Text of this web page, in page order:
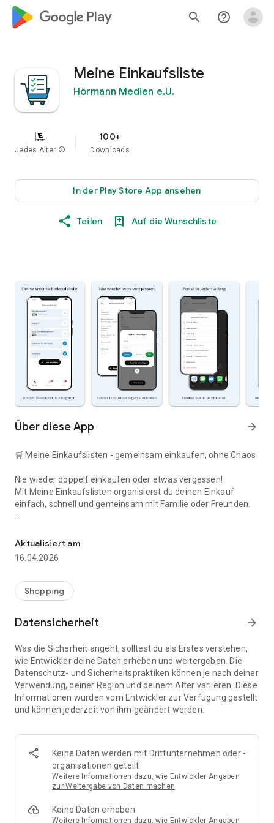
google_logo Play search help_outline
Meine Einkaufsliste
Hörmann Medien e.U.
Jedes Alter info
100+
Downloads
In der Play Store App ansehen
Teilen Auf die Wunschliste
Über diese App arrow_forward
🛒 Meine Einkaufslisten - gemeinsam einkaufen, ohne Chaos
Nie wieder doppelt einkaufen oder etwas vergessen!
Mit Meine Einkaufslisten organisierst du deinen Einkauf
einfach, schnell und gemeinsam mit Familie oder Freunden.
👨‍👩‍👧 Gemeinsame Einkaufslisten in Echtzeit: Alle sehen
⚡ Superschnell & einfach: Liste in Sekunden erstellen und
sofort loslegen.
📱 Immer dabei: Deine Einkaufsliste ist jederzeit auf deinem
🤝 Teilen leicht gemacht: Lade andere ein und erledigt den
Einkauf gemeinsam.
🍳 Zutaten direkt aus Rezepten übernehmen: Importiere
Zutaten von Rezept-Webseiten und verwandle sie
🚀 DEINE VORTEILE IM ALLTAG
* Nie wieder doppelte Einkäufe
* Kein Chaos mehr beim Einkaufen
* Bessere Abstimmung mit Familie & Freunden
* Perfekt für die Essensplanung
Aktualisiert am
16.04.2026
Shopping
Datensicherheit arrow_forward
Was die Sicherheit angeht, solltest du als Erstes verstehen,
wie Entwickler deine Daten erheben und weitergeben. Die
Datenschutz- und Sicherheitspraktiken können je nach deiner
Verwendung, deiner Region und deinem Alter variieren. Diese
Informationen wurden vom Entwickler zur Verfügung gestellt
und können jederzeit von ihm geändert werden.
Keine Daten werden mit Drittunternehmen oder -
organisationen geteilt
Weitere Informationen dazu, wie Entwickler Angaben
zur Weitergabe von Daten machen
Keine Daten erhoben
Weitere Informationen dazu, wie Entwickler Angaben